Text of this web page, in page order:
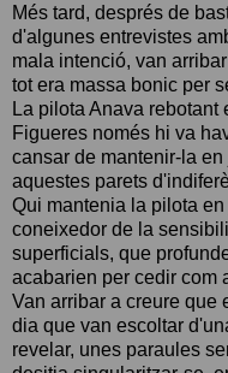
Més tard, després de
d'algunes entrevistes
mala intenció, van
tot era massa bonic per
La pilota Anava rebotant
Figueres només hi va
cansar de mantenir-la
aquestes parets
Qui mantenia la pilota
coneixedor de la
superficials, que
acabarien per cedir com
Van arribar a creure que
dia que van escoltar
revelar, unes paraules